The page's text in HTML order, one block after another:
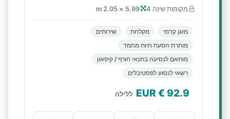
מקומות שינה 4 5.99 × 2.05 m
מזגן קדמי מקלחת
שירותים
מותרת הסעת חיות מחמד
מותאם לנסיעה בתנאי חורף / קיפאון
רשאי לנסוע לפסטיבלים
92.9
€ EUR ללילה